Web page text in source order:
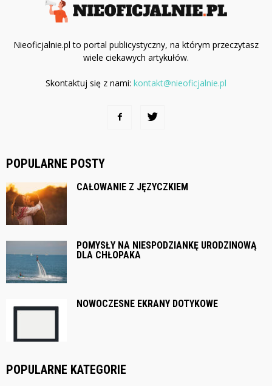
Nieoficjalnie.pl to portal publicystyczny, na którym przeczytasz
wiele ciekawych artykułów.
Skontaktuj się z nami: kontakt@nieoficjalnie.pl
POPULARNE POSTY
CAŁOWANIE Z JĘZYCZKIEM
POMYSŁY NA NIESPODZIANKĘ URODZINOWĄ
DLA CHŁOPAKA
NOWOCZESNE EKRANY DOTYKOWE
POPULARNE KATEGORIE